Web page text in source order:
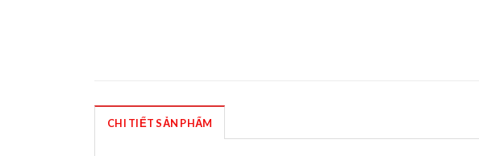
CHI TIẾT SẢN PHẨM